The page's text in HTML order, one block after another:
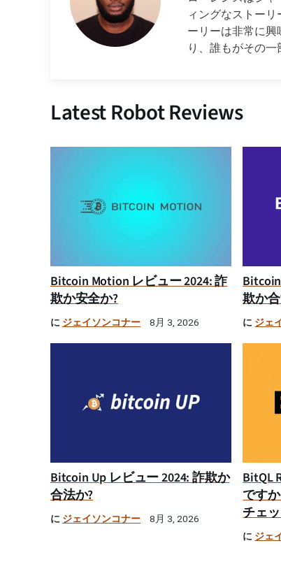
ィングなストー
ーリーは非常に
り、誰もがその一
Latest Robot Reviews
Bitcoin Motion レビュー 2024: 詐
欺か安全か?
に ジェイソンコナー 8月 3, 2026
欺か
に ジェ
Bitcoin Up レビュー 2024: 詐欺か
合法か?
に ジェイソンコナー 8月 3, 2026
BitQL
です
チェ
に ジェ